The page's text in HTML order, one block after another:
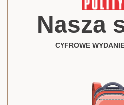
Nasza
CYFROWE